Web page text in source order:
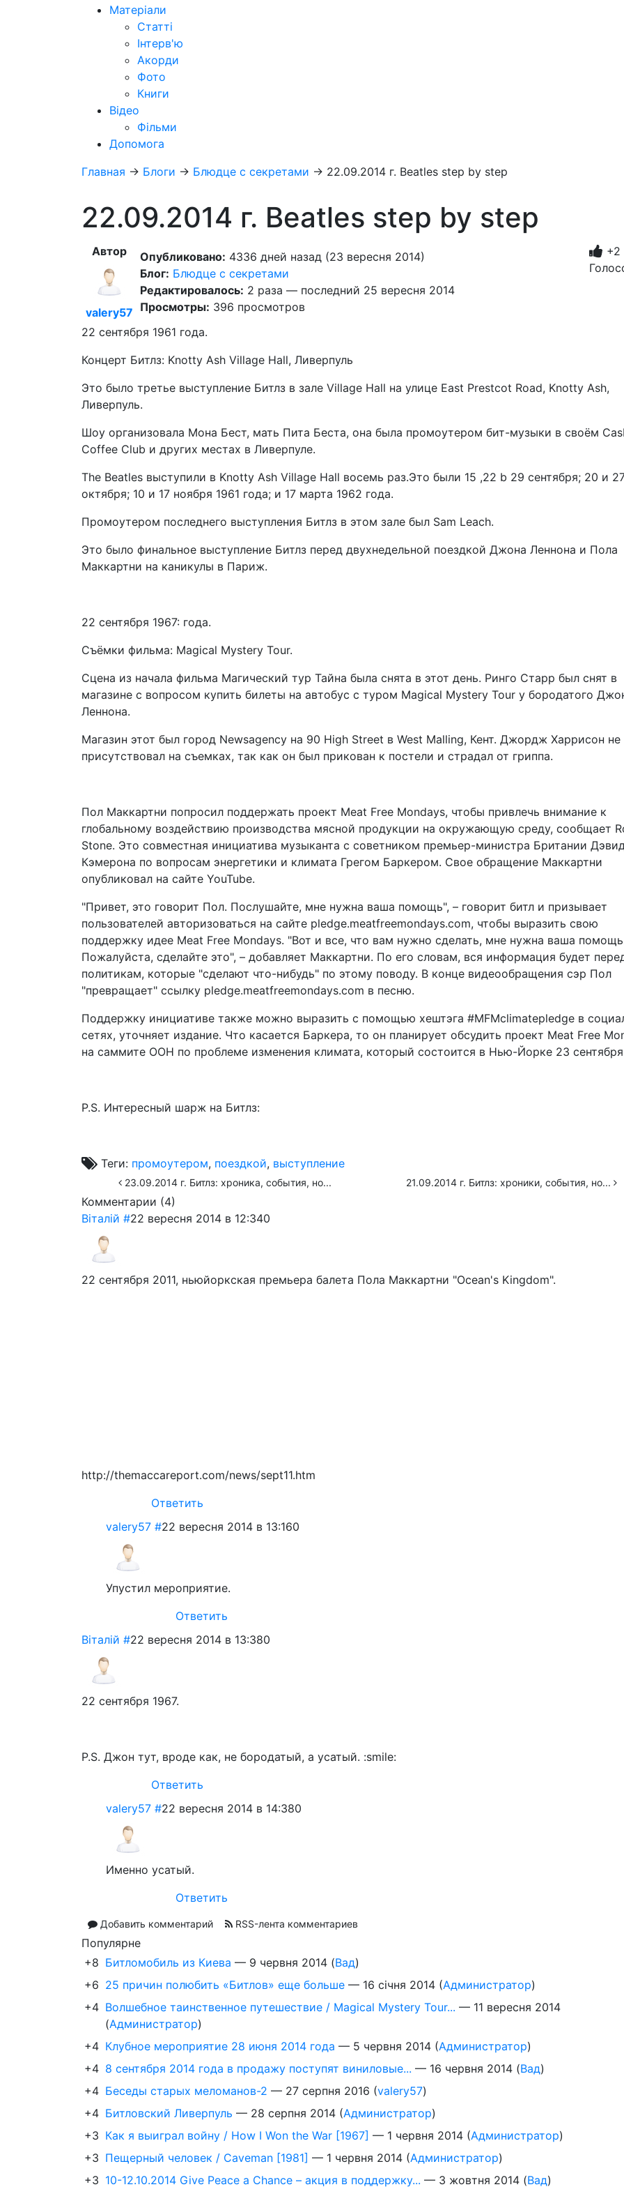
Матеріали
Статті
Інтерв'ю
Акорди
Фото
Книги
Відео
Фільми
Допомога
Главная → Блоги → Блюдце с секретами → 22.09.2014 г. Beatles step by step
22.09.2014 г. Beatles step by step
Автор
valery57
Опубликовано: 4336 дней назад (23 вересня 2014)
Блог: Блюдце с секретами
Редактировалось: 2 раза — последний 25 вересня 2014
Просмотры: 396 просмотров
+2
22 сентября 1961 года.
Концерт Битлз: Knotty Ash Village Hall, Ливерпуль
Это было третье выступление Битлз в зале Village Hall на улице East Prestcot Road, Knotty Ash,
Ливерпуль.
Шоу организовала Мона Бест, мать Пита Беста, она была промоутером бит-музыки в своём
Coffee Club и других местах в Ливерпуле.
The Beatles выступили в Knotty Ash Village Hall восемь раз.Это были 15 ,22 b 29 сентября; 20 и
октября; 10 и 17 ноября 1961 года; и 17 марта 1962 года.
Промоутером последнего выступления Битлз в этом зале был Sam Leach.
Это было финальное выступление Битлз перед двухнедельной поездкой Джона Леннона и Пола
Маккартни на каникулы в Париж.
22 cентября 1967: года.
Съёмки фильма: Magical Mystery Tour.
Сцена из начала фильма Магический тур Тайна была снята в этот день. Ринго Старр был снят в
магазине с вопросом купить билеты на автобус с туром Magical Mystery Tour у бородатого
Леннона.
Магазин этот был город Newsagency на 90 High Street в West Malling, Кент. Джордж Харрисон не
присутствовал на съемках, так как он был прикован к постели и страдал от гриппа.
Пол Маккартни попросил поддержать проект Meat Free Mondays, чтобы привлечь внимание к
глобальному воздействию производства мясной продукции на окружающую среду, сообщает
Stone. Это совместная инициатива музыканта с советником премьер-министра Британии
Кэмерона по вопросам энергетики и климата Грегом Баркером. Свое обращение Маккартни
опубликовал на сайте YouTube.
"Привет, это говорит Пол. Послушайте, мне нужна ваша помощь", – говорит битл и призывает
пользователей авторизоваться на сайте pledge.meatfreemondays.com, чтобы выразить свою
поддержку идее Meat Free Mondays. "Вот и все, что вам нужно сделать, мне нужна ваша
Пожалуйста, сделайте это", – добавляет Маккартни. По его словам, вся информация будет
политикам, которые "сделают что-нибудь" по этому поводу. В конце видеообращения сэр Пол
"превращает" ссылку pledge.meatfreemondays.com в песню.
Поддержку инициативе также можно выразить с помощью хештэга #MFMclimatepledge в
сетях, уточняет издание. Что касается Баркера, то он планирует обсудить проект Meat Free
на саммите ООН по проблеме изменения климата, который состоится в Нью-Йорке 23
P.S. Интересный шарж на Битлз:
Теги: промоутером, поездкой, выступление
23.09.2014 г. Битлз: хроника, события, но... 21.09.2014 г. Битлз: хроники, события, но...
Комментарии (4)
Віталій #22 вересня 2014 в 12:340
22 сентября 2011, ньюйоркская премьера балета Пола Маккартни "Ocean's Kingdom".
http://themaccareport.com/news/sept11.htm
Ответить
valery57 #22 вересня 2014 в 13:160
Упустил мероприятие.
Ответить
Віталій #22 вересня 2014 в 13:380
22 сентября 1967.
P.S. Джон тут, вроде как, не бородатый, а усатый. :smile:
Ответить
valery57 #22 вересня 2014 в 14:380
Именно усатый.
Ответить
Добавить комментарий RSS-лента комментариев
Популярне
+8 Битломобиль из Киева — 9 червня 2014 (Вад)
+6 25 причин полюбить «Битлов» еще больше — 16 січня 2014 (Администратор)
+4 Волшебное таинственное путешествие / Magical Mystery Tour... — 11 вересня 2014
(Администратор)
+4 Клубное мероприятие 28 июня 2014 года — 5 червня 2014 (Администратор)
+4 8 сентября 2014 года в продажу поступят виниловые... — 16 червня 2014 (Вад)
+4 Беседы старых меломанов-2 — 27 серпня 2016 (valery57)
+4 Битловский Ливерпуль — 28 серпня 2014 (Администратор)
+3 Как я выиграл войну / How I Won the War [1967] — 1 червня 2014 (Администратор)
+3 Пещерный человек / Caveman [1981] — 1 червня 2014 (Администратор)
+3 10-12.10.2014 Give Peace a Chance – акция в поддержку... — 3 жовтня 2014 (Вад)